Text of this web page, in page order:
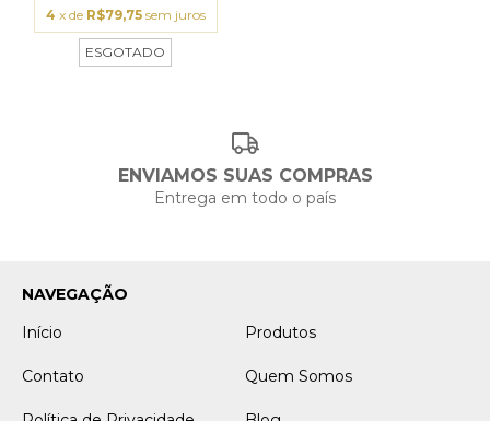
4 x de R$79,75 sem juros
ESGOTADO
ENVIAMOS SUAS COMPRAS
Entrega em todo o país
NAVEGAÇÃO
Início
Produtos
Contato Quem Somos